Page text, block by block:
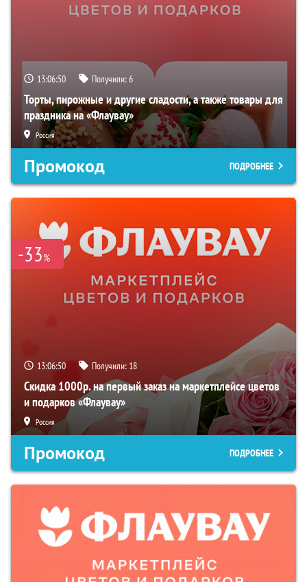
13:06:49 Получили:6
Торты, пирожные и другие сладости, а также товары для
праздника на «Флаувау»
Россия
Промокод ПОДРОБНЕЕ
-33%
13:06:49 Получили: 18
Скидка 1000р. на первый заказ на маркетплейсе цветов
и подарков «Флаувау»
Россия
Промокод ПОДРОБНЕЕ